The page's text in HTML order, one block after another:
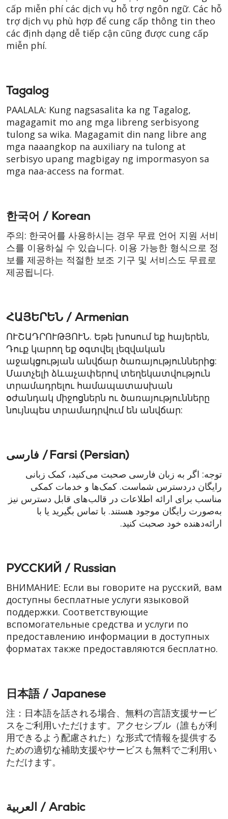
cấp miễn phí các dịch vụ hỗ trợ ngôn ngữ. Các hỗ
trợ dịch vụ phù hợp để cung cấp thông tin theo
các định dạng dễ tiếp cận cũng được cung cấp
miễn phí.
Tagalog
PAALALA: Kung nagsasalita ka ng Tagalog,
magagamit mo ang mga libreng serbisyong
tulong sa wika. Magagamit din nang libre ang
mga naaangkop na auxiliary na tulong at
serbisyo upang magbigay ng impormasyon sa
mga naa-access na format.
한국어 / Korean
주의: 한국어를 사용하시는 경우 무료 언어 지원 서비
스를 이용하실 수 있습니다. 이용 가능한 형식으로 정
보를 제공하는 적절한 보조 기구 및 서비스도 무료로
제공됩니다.
ՀԱՅԵՐԵՆ / Armenian
ՈՒՇԱԴՐՈՒԹՅՈՒՆ. Եթե խոսում եք հայերեն,
Դուք կարող եք օգտվել լեզվական
աջակցության անվճար ծառայություններից:
Մատչելի ձևաչափերով տեղեկատվություն
տրամադրելու համապատասխան
օժանդակ միջոցներն ու ծառայությունները
նույնպես տրամադրվում են անվճար:
فارسی / Farsi (Persian)
توجه: اگر به زبان فارسی صحبت می‌کنید، کمک زبانی
رایگان دردسترس شماست. کمک‌ها و خدمات کمکی
مناسب برای ارائه اطلاعات در قالب‌های قابل دسترس نیز
به‌صورت رایگان موجود هستند. با تماس بگیرید یا با
ارائه‌دهنده خود صحبت کنید.
РУССКИЙ / Russian
ВНИМАНИЕ: Если вы говорите на русский, вам
доступны бесплатные услуги языковой
поддержки. Соответствующие
вспомогательные средства и услуги по
предоставлению информации в доступных
форматах также предоставляются бесплатно.
日本語 / Japanese
注：日本語を話される場合、無料の言語支援サービ
スをご利用いただけます。アクセシブル（誰もが利
用できるよう配慮された）な形式で情報を提供する
ための適切な補助支援やサービスも無料でご利用い
ただけます。
العربية / Arabic